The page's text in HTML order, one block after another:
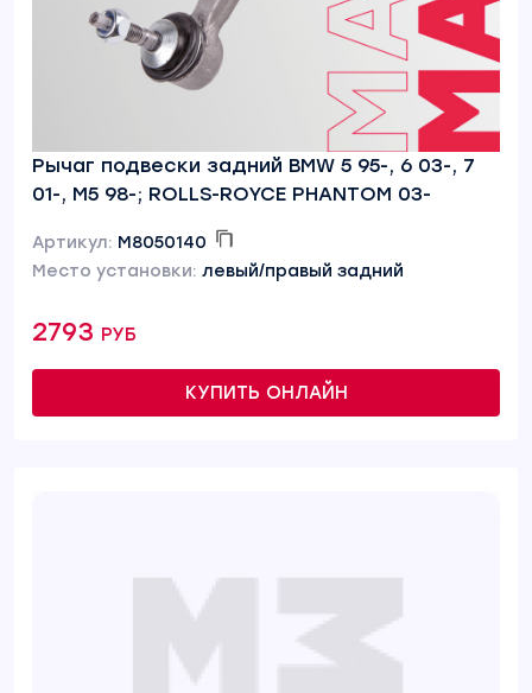
Рычаг подвески задний BMW 5 95-, 6 03-, 7
01-, M5 98-; ROLLS-ROYCE PHANTOM 03-
Артикул: M8050140
Место установки: левый/правый задний
2793 руб
КУПИТЬ ОНЛАЙН